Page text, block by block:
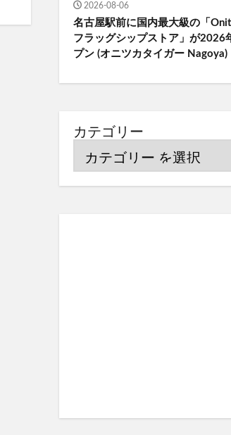
2026-08-06
名古屋駅前に国内最大級の「
フラッグシップストア」が2026
プン (オニツカタイガー Nagoya)
カテゴリー